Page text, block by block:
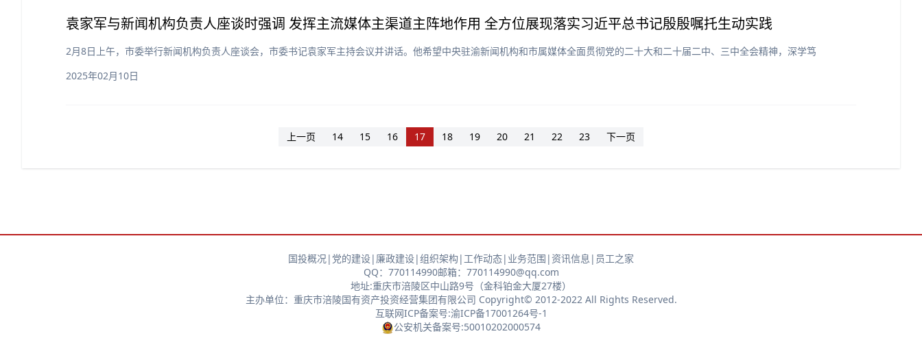
袁家军与新闻机构负责人座谈时强调 发挥主流媒体主渠道主阵地作用 全方位展现落实习近平总书记殷殷嘱托生动实践
2月8日上午，市委举行新闻机构负责人座谈会，市委书记袁家军主持会议并讲话。他希望中央驻渝新闻机构和市属媒体全面贯彻党的二十大和二十届二中、三中全会精神，深学笃
2025年02月10日
上一页 14 15 16 17 18 19 20 21 22 23 下一页
国投概况| 党的建设| 廉政建设|组织架构 | 工作动态| 业务范围 |资讯信息 | 员工之家
QQ：770114990邮箱：770114990@qq.com
地址:重庆市涪陵区中山路9号（金科铂金大厦27楼）
主办单位：重庆市涪陵国有资产投资经营集团有限公司 Copyright© 2012-2022 All Rights Reserved.
互联网ICP备案号:渝ICP备17001264号-1
公安机关备案号:50010202000574